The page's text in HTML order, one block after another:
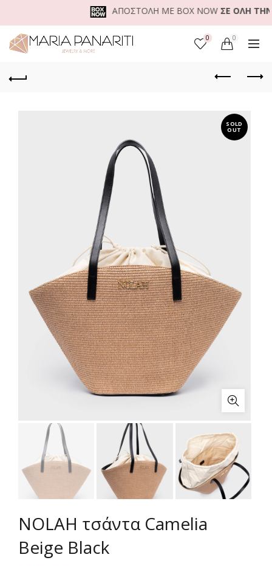
ΑΠΟΣΤΟΛΗ ΜΕ BOX NOWΣΕ ΟΛΗ ΤΗΝ
0 0
SOLD
OUT
NOLAH τσάντα Camelia
Beige Black